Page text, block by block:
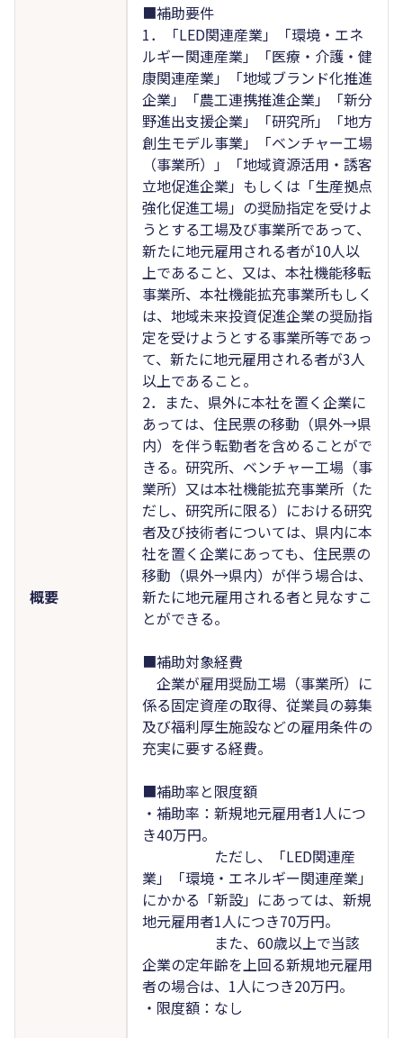
概要
■補助要件
1．「LED関連産業」「環境・エネ
ルギー関連産業」「医療・介護・健
康関連産業」「地域ブランド化推進
企業」「農工連携推進企業」「新分
野進出支援企業」「研究所」「地方
創生モデル事業」「ベンチャー工場
（事業所）」「地域資源活用・誘客
立地促進企業」もしくは「生産拠点
強化促進工場」の奨励指定を受けよ
うとする工場及び事業所であって、
新たに地元雇用される者が10人以
上であること、又は、本社機能移転
事業所、本社機能拡充事業所もしく
は、地域未来投資促進企業の奨励指
定を受けようとする事業所等であっ
て、新たに地元雇用される者が3人
以上であること。
2．また、県外に本社を置く企業に
あっては、住民票の移動（県外→県
内）を伴う転勤者を含めることがで
きる。研究所、ベンチャー工場（事
業所）又は本社機能拡充事業所（た
だし、研究所に限る）における研究
者及び技術者については、県内に本
社を置く企業にあっても、住民票の
移動（県外→県内）が伴う場合は、
新たに地元雇用される者と見なすこ
とができる。
■補助対象経費
企業が雇用奨励工場（事業所）に
係る固定資産の取得、従業員の募集
及び福利厚生施設などの雇用条件の
充実に要する経費。
■補助率と限度額
・補助率：新規地元雇用者1人につ
き40万円。
ただし、「LED関連産
業」「環境・エネルギー関連産業」
にかかる「新設」にあっては、新規
地元雇用者1人につき70万円。
また、60歳以上で当該
企業の定年齢を上回る新規地元雇用
者の場合は、1人につき20万円。
・限度額：なし